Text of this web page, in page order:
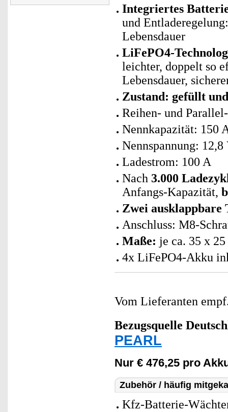
Integriertes
und
Lebensdauer
LiFePO4-
leichter, doppelt so
Lebensdauer,
Zustand: gefüllt
Reihen- und
Nennkapazität: 150
Nennspannung: 12,8
Ladestrom: 100 A
Nach 3.000
Anfangs-Kapazität,
Zwei ausklappbare
Anschluss: M8-
Maße: je ca. 35 x
4x LiFePO4-Akku
Vom Lieferanten
Bezugsquelle
PEARL
Nur € 476,25 pro
Zubehör / häufig
Kfz-Batterie-